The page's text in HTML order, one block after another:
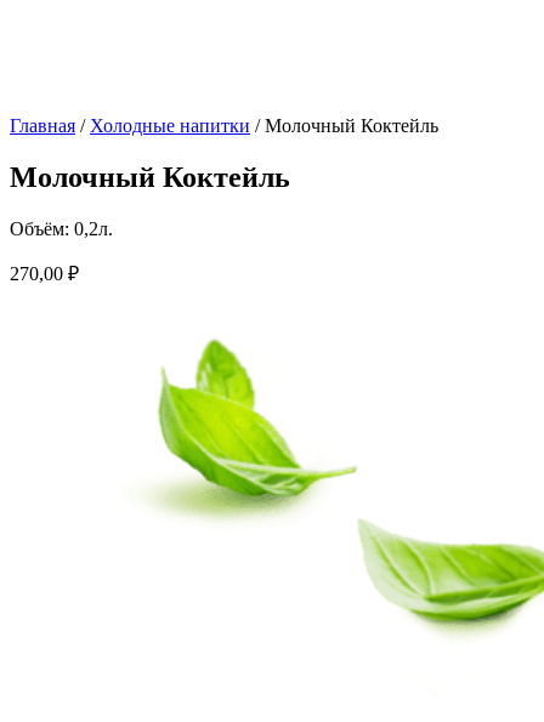
Главная / Холодные напитки / Молочный Коктейль
Молочный Коктейль
Объём: 0,2л.
270,00 ₽